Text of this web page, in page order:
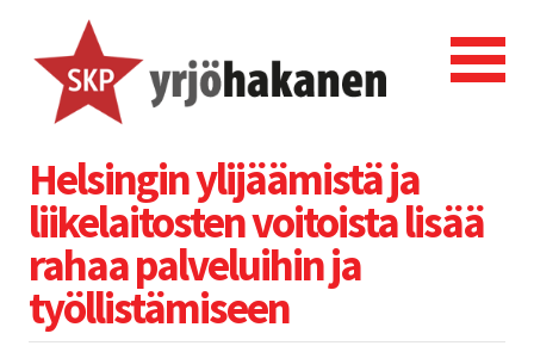
Helsingin ylijäämistä ja
liikelaitosten voitoista lisää
rahaa palveluihin ja
työllistämiseen